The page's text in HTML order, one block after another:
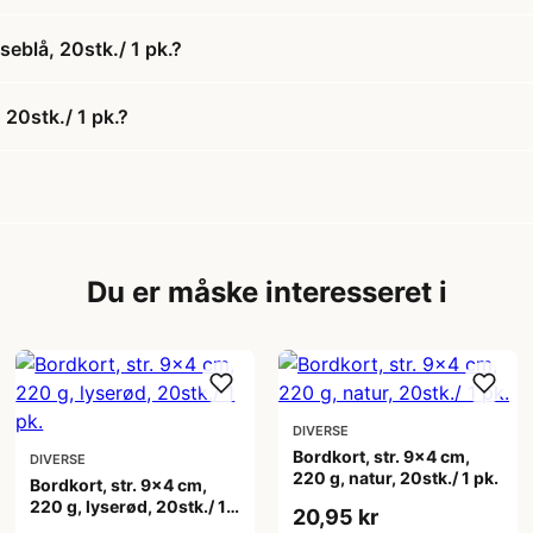
20stk./ 1 pk.?
1 pk.?
Du er måske interesseret i
DIVERSE
Bordkort, str. 9x4 cm,
220 g, lyserød, 20stk./ 1
DIVERSE
Bordkort, str. 9x4 cm,
220 g, natur, 20stk./ 1 pk.
20,95 kr